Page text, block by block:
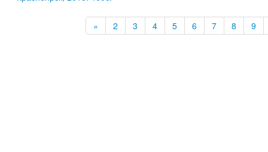
« 2 3 4 5 6 7 8 9